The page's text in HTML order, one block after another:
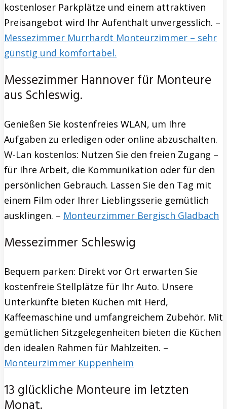
kostenloser Parkplätze und einem attraktiven
Preisangebot wird Ihr Aufenthalt unvergesslich. –
Messezimmer Murrhardt Monteurzimmer – sehr
günstig und komfortabel.
Messezimmer Hannover für Monteure
aus Schleswig.
Genießen Sie kostenfreies WLAN, um Ihre
Aufgaben zu erledigen oder online abzuschalten.
W-Lan kostenlos: Nutzen Sie den freien Zugang –
für Ihre Arbeit, die Kommunikation oder für den
persönlichen Gebrauch. Lassen Sie den Tag mit
einem Film oder Ihrer Lieblingsserie gemütlich
ausklingen. – Monteurzimmer Bergisch Gladbach
Messezimmer Schleswig
Bequem parken: Direkt vor Ort erwarten Sie
kostenfreie Stellplätze für Ihr Auto. Unsere
Unterkünfte bieten Küchen mit Herd,
Kaffeemaschine und umfangreichem Zubehör. Mit
gemütlichen Sitzgelegenheiten bieten die Küchen
den idealen Rahmen für Mahlzeiten. –
Monteurzimmer Kuppenheim
13 glückliche Monteure im letzten